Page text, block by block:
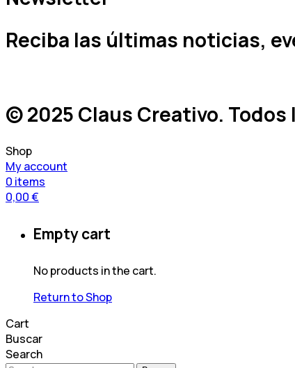
Reciba las últimas noticias,
© 2025 Claus Creativo.
Shop
My account
0 items
0,00€
Empty cart
No products in the cart.
Return to Shop
Cart
Buscar
Search